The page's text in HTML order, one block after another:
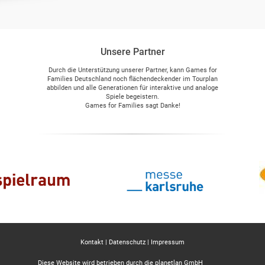
Unsere Partner
Durch die Unterstützung unserer Partner, kann Games for
Families Deutschland noch flächendeckender im Tourplan
abbilden und alle Generationen für interaktive und analoge
Spiele begeistern.
Games for Families sagt Danke!
Kontakt | Datenschutz | Impressum
Diese Website wird betrieben durch die planetlan GmbH